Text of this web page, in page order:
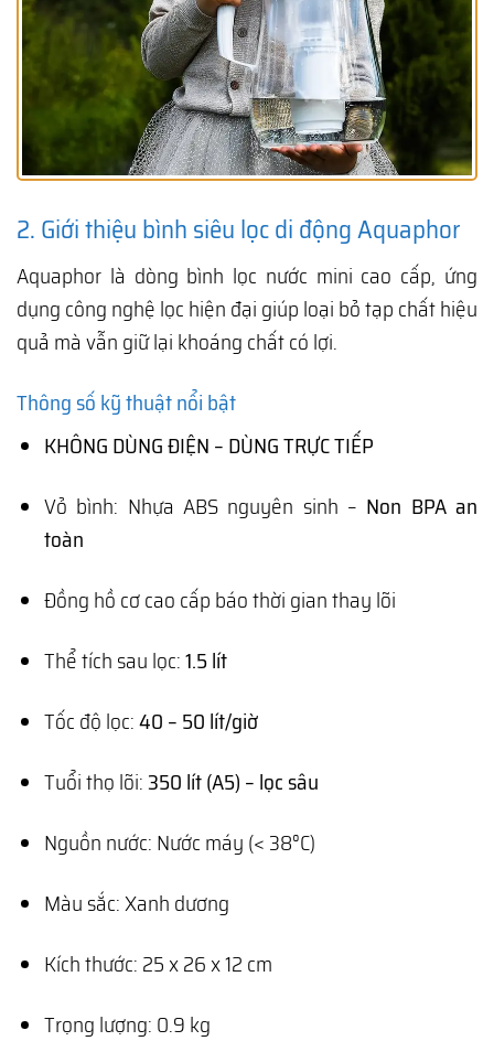
2. Giới thiệu bình siêu lọc di động Aquaphor
Aquaphor là dòng bình lọc nước mini cao cấp, ứng
dụng công nghệ lọc hiện đại giúp loại bỏ tạp chất hiệu
quả mà vẫn giữ lại khoáng chất có lợi.
Thông số kỹ thuật nổi bật
KHÔNG DÙNG ĐIỆN – DÙNG TRỰC TIẾP
Vỏ bình: Nhựa ABS nguyên sinh – Non BPA an
toàn
Đồng hồ cơ cao cấp báo thời gian thay lõi
Thể tích sau lọc:1.5 lít
Tốc độ lọc:40 – 50 lít/giờ
Tuổi thọ lõi:350 lít (A5) – lọc sâu
Nguồn nước: Nước máy (< 38°C)
Màu sắc: Xanh dương
Kích thước: 25 x 26 x 12 cm
Trọng lượng: 0.9 kg